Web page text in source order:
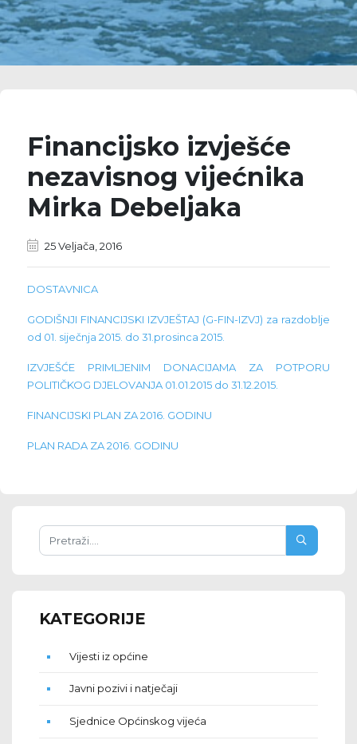
Financijsko izvješće
nezavisnog vijećnika
Mirka Debeljaka
25 Veljača, 2016
DOSTAVNICA
GODIŠNJI FINANCIJSKI IZVJEŠTAJ (G-FIN-IZVJ) za razdoblje
od 01. siječnja 2015. do 31.prosinca 2015.
IZVJEŠĆE PRIMLJENIM DONACIJAMA ZA POTPORU
POLITIČKOG DJELOVANJA 01.01.2015 do 31.12.2015.
FINANCIJSKI PLAN ZA 2016. GODINU
PLAN RADA ZA 2016. GODINU
KATEGORIJE
Vijesti iz općine
Javni pozivi i natječaji
Sjednice Općinskog vijeća